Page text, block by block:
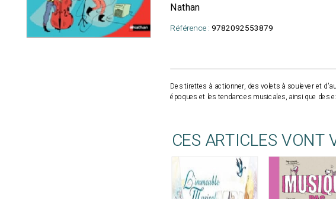
Nathan
Référence : 9782092553879
Des tirettes à actionner, des volets à soulever et
époques et les tendances musicales, ainsi que des
CES ARTICLES VONT